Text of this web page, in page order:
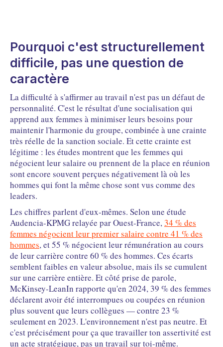
Pourquoi c'est structurellement
difficile, pas une question de
caractère
La difficulté à s'affirmer au travail n'est pas un défaut de
personnalité. C'est le résultat d'une socialisation qui
apprend aux femmes à minimiser leurs besoins pour
maintenir l'harmonie du groupe, combinée à une crainte
très réelle de la sanction sociale. Et cette crainte est
légitime : les études montrent que les femmes qui
négocient leur salaire ou prennent de la place en réunion
sont encore souvent perçues négativement là où les
hommes qui font la même chose sont vus comme des
leaders.
Les chiffres parlent d'eux-mêmes. Selon une étude
Audencia-KPMG relayée par Ouest-France,34 % des
femmes négocient leur premier salaire contre 41 % des
hommes, et 55 % négocient leur rémunération au cours
de leur carrière contre 60 % des hommes. Ces écarts
semblent faibles en valeur absolue, mais ils se cumulent
sur une carrière entière. Et côté prise de parole,
McKinsey-LeanIn rapporte qu'en 2024, 39 % des femmes
déclarent avoir été interrompues ou coupées en réunion
plus souvent que leurs collègues — contre 23 %
seulement en 2023. L'environnement n'est pas neutre. Et
c'est précisément pour ça que travailler ton assertivité est
un acte stratégique, pas un travail sur toi-même.